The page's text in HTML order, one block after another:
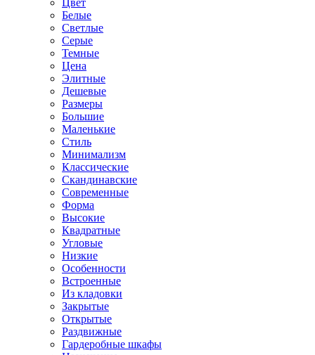
Цвет
Белые
Светлые
Серые
Темные
Цена
Элитные
Дешевые
Размеры
Большие
Маленькие
Стиль
Минимализм
Классические
Скандинавские
Современные
Форма
Высокие
Квадратные
Угловые
Низкие
Особенности
Встроенные
Из кладовки
Закрытые
Открытые
Раздвижные
Гардеробные шкафы